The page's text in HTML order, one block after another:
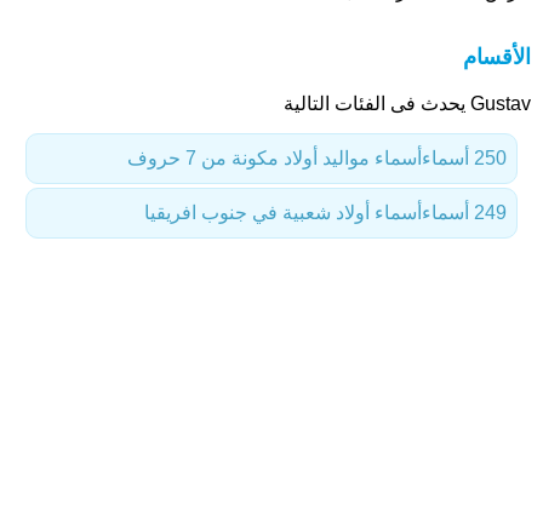
الأقسام
Gustav يحدث فى الفئات التالية
أسماء مواليد أولاد مكونة من 7 حروف 250 أسماء
أسماء أولاد شعبية في جنوب افريقيا 249 أسماء